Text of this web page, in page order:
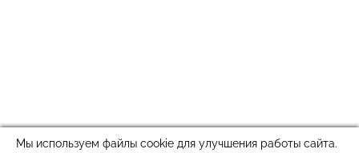
Мы используем файлы cookie для улучшения работы сайта.